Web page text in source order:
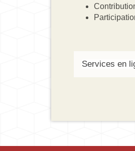
Services en